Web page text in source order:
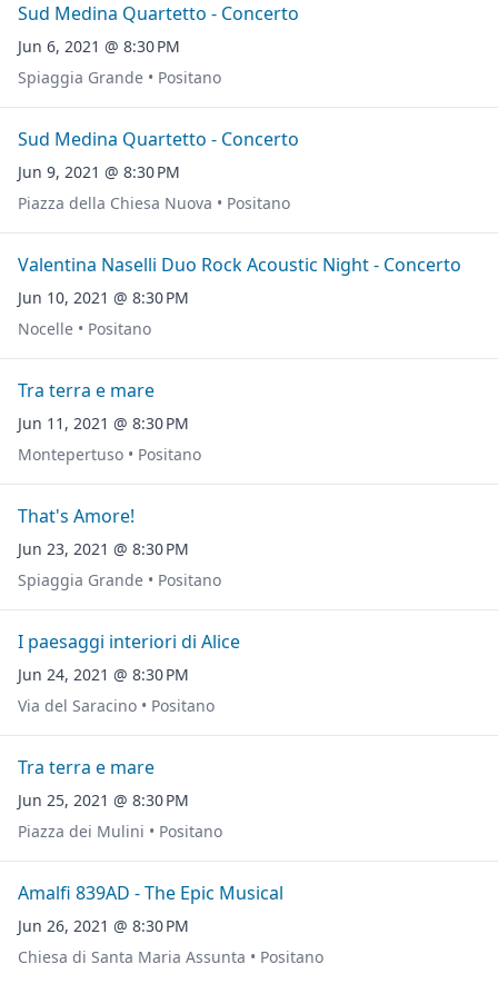
Sud Medina Quartetto - Concerto
Jun 6, 2021 @ 8:30 PM
Spiaggia Grande • Positano
Sud Medina Quartetto - Concerto
Jun 9, 2021 @ 8:30 PM
Piazza della Chiesa Nuova • Positano
Valentina Naselli Duo Rock Acoustic Night - Concerto
Jun 10, 2021 @ 8:30 PM
Nocelle • Positano
Tra terra e mare
Jun 11, 2021 @ 8:30 PM
Montepertuso • Positano
That's Amore!
Jun 23, 2021 @ 8:30 PM
Spiaggia Grande • Positano
I paesaggi interiori di Alice
Jun 24, 2021 @ 8:30 PM
Via del Saracino • Positano
Tra terra e mare
Jun 25, 2021 @ 8:30 PM
Piazza dei Mulini • Positano
Amalfi 839AD - The Epic Musical
Jun 26, 2021 @ 8:30 PM
Chiesa di Santa Maria Assunta • Positano